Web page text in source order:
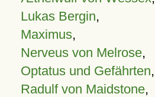
Lukas Bergin,
Maximus,
Nerveus von Melrose,
Optatus und Gefährten,
Radulf von Maidstone,